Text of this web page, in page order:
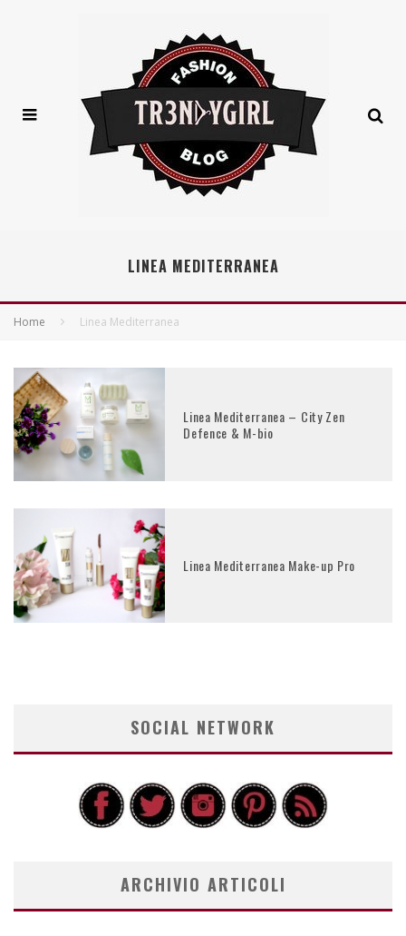
LINEA MEDITERRANEA
Home Linea Mediterranea
Linea Mediterranea – City Zen
Defence & M-bio
Linea Mediterranea Make-up Pro
SOCIAL NETWORK
ARCHIVIO ARTICOLI